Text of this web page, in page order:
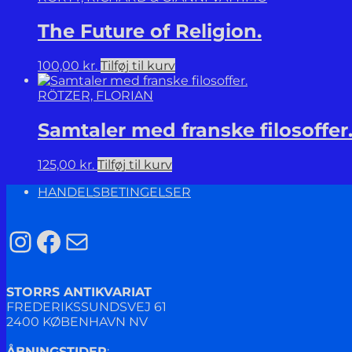
The Future of Religion.
100,00 kr. Tilføj til kurv
RÖTZER, FLORIAN
Samtaler med franske filosoffer.
125,00 kr. Tilføj til kurv
HANDELSBETINGELSER
Instagram
Facebook
Mail
STORRS ANTIKVARIAT
FREDERIKSSUNDSVEJ 61
2400 KØBENHAVN NV